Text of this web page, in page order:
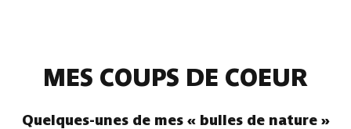
MES COUPS DE COEUR
Quelques-unes de mes « bulles de nature »